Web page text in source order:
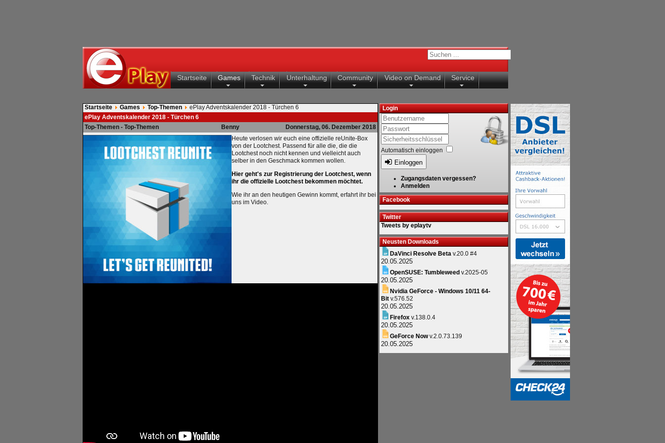
Startseite Games Technik Unterhaltung Community Video on Demand Service
Startseite Games Top-Themen
ePlay Adventskalender 2018 - Türchen 6
ePlay Adventskalender 2018 - Türchen 6
Top-Themen - Top-Themen
Benny
Donnerstag, 06. Dezember 2018
Heute verlosen wir euch eine offizielle reUnite-Box
von der Lootchest. Passend für alle die, die die
Lootchest noch nicht kennen und vielleicht auch
selber in den Geschmack kommen wollen.
Hier geht's zur Registrierung der Lootchest, wenn
ihr die offizielle Lootchest bekommen möchtet.
Wie ihr an den heutigen Gewinn kommt, erfahrt ihr bei
uns im Video.
Login
Automatisch einloggen
Einloggen
Zugangsdaten vergessen?
Anmelden
Facebook
Twitter
Tweets by eplaytv
Neusten Downloads
DaVinci Resolve Beta v.20.0 #4
20.05.2025
OpenSUSE: Tumbleweed v.2025-05
20.05.2025
Nvidia GeForce - Windows 10/11 64-
Bit v.576.52
20.05.2025
Firefox v.138.0.4
20.05.2025
GeForce Nowv.2.0.73.139
20.05.2025